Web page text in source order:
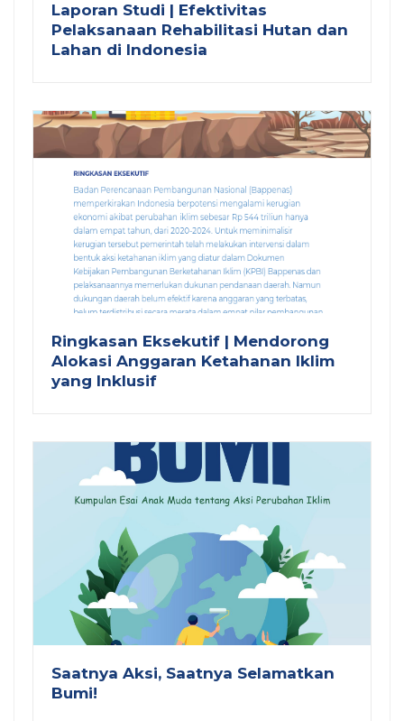
Laporan Studi | Efektivitas
Pelaksanaan Rehabilitasi Hutan dan
Lahan di Indonesia
Ringkasan Eksekutif | Mendorong
Alokasi Anggaran Ketahanan Iklim
yang Inklusif
Saatnya Aksi, Saatnya Selamatkan
Bumi!